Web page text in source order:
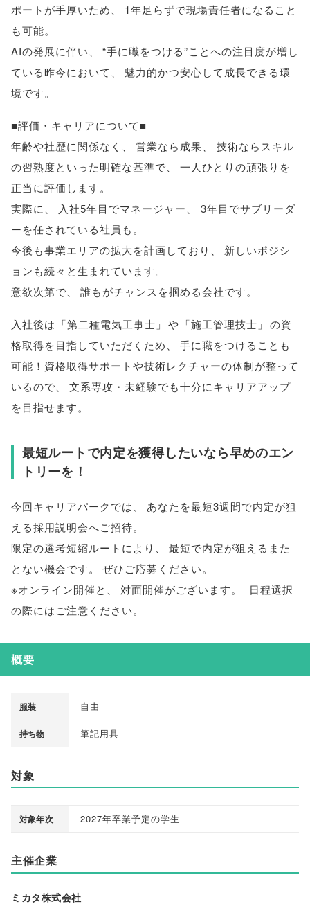
ポートが手厚いため
1年足らずで現場責任者になること
も可能。
AIの発展に伴い
“手に職をつける”ことへの注目度が増し
ている昨今において
魅力的かつ安心して成長できる環
境です。
■評価・キャリアについて■
年齢や社歴に関係なく
営業なら成果
技術ならスキル
の習熟度といった明確な基準で
一人ひとりの頑張りを
正当に評価します。
実際に
入社5年目でマネージャー
3年目でサブリーダ
ーを任されている社員も 。
今後も事業エリアの拡大を計画しており
新しいポジシ
ョンも続々と生まれています。
意欲次第で
誰もがチャンスを掴める会社です。
入社後は 「第二種電気工事士 」 や 「施工管理技士 」 の資
格取得を目指していただくため
手に職をつけることも
可能！資格取得サポートや技術レクチャーの体制が整って
いるので
文系専攻・未経験でも十分にキャリアアップ
を目指せます。
最短ルートで内定を獲得したいなら早めのエン
トリーを！
今回キャリアパークでは
あなたを最短3週間で内定が狙
える採用説明会へご招待。
限定の選考短縮ルートにより
最短で内定が狙えるまた
とない機会です。 ぜひご応募ください。
※オンライン開催と
対面開催がございます。
日程選択
の際にはご注意ください。
概要
服装 自由
持ち物 筆記用具
対象
対象年次 2027年卒業予定の学生
主催企業
ミカタ株式会社